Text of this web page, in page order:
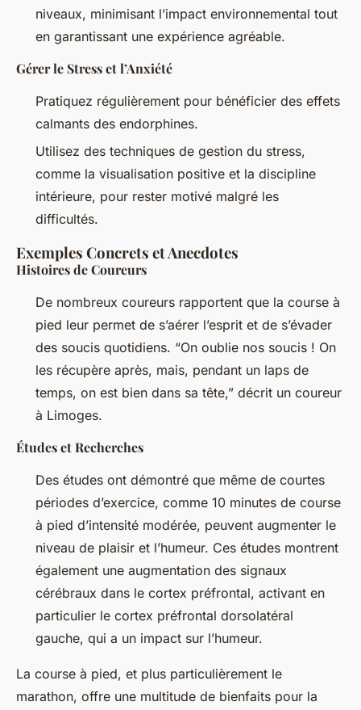
niveaux, minimisant l’impact environnemental tout
en garantissant une expérience agréable.
Gérer le Stress et l’Anxiété
Pratiquez régulièrement pour bénéficier des effets
calmants des endorphines.
Utilisez des techniques de gestion du stress,
comme la visualisation positive et la discipline
intérieure, pour rester motivé malgré les
difficultés.
Exemples Concrets et Anecdotes
Histoires de Coureurs
De nombreux coureurs rapportent que la course à
pied leur permet de s’aérer l’esprit et de s’évader
des soucis quotidiens. “On oublie nos soucis ! On
les récupère après, mais, pendant un laps de
temps, on est bien dans sa tête,” décrit un coureur
à Limoges.
Études et Recherches
Des études ont démontré que même de courtes
périodes d’exercice, comme 10 minutes de course
à pied d’intensité modérée, peuvent augmenter le
niveau de plaisir et l’humeur. Ces études montrent
également une augmentation des signaux
cérébraux dans le cortex préfrontal, activant en
particulier le cortex préfrontal dorsolatéral
gauche, qui a un impact sur l’humeur.
La course à pied, et plus particulièrement le
marathon, offre une multitude de bienfaits pour la